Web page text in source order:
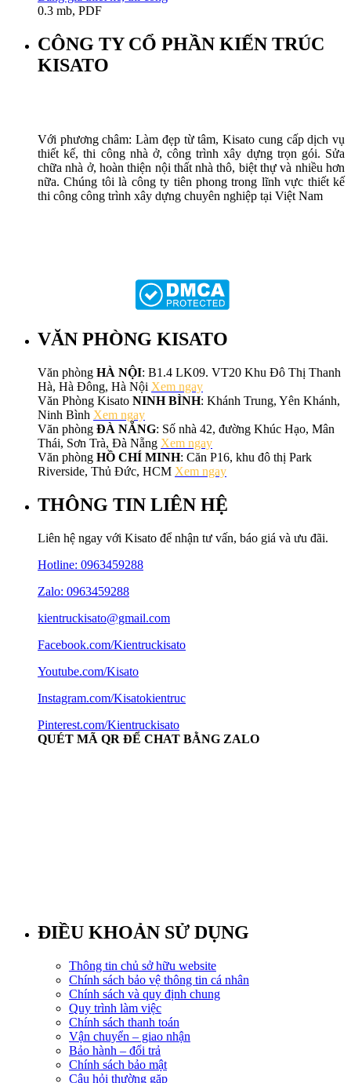
0.3 mb, PDF
CÔNG TY CỔ PHẦN KIẾN TRÚC
KISATO
Với phương châm: Làm đẹp từ tâm, Kisato cung cấp dịch vụ
thiết kế, thi công nhà ở, công trình xây dựng trọn gói. Sửa
chữa nhà ở, hoàn thiện nội thất nhà thô, biệt thự và nhiều hơn
nữa. Chúng tôi là công ty tiên phong trong lĩnh vực thiết kế
thi công công trình xây dựng chuyên nghiệp tại Việt Nam
VĂN PHÒNG KISATO
Văn phòng HÀ NỘI: B1.4 LK09. VT20 Khu Đô Thị Thanh
Hà, Hà Đông, Hà Nội Xem ngay
Văn Phòng Kisato NINH BÌNH: Khánh Trung, Yên Khánh,
Ninh Bình Xem ngay
Văn phòng ĐÀ NẴNG: Số nhà 42, đường Khúc Hạo, Mân
Thái, Sơn Trà, Đà Nẵng Xem ngay
Văn phòng HỒ CHÍ MINH: Căn P16, khu đô thị Park
Riverside, Thủ Đức, HCM Xem ngay
THÔNG TIN LIÊN HỆ
Liên hệ ngay với Kisato để nhận tư vấn, báo giá và ưu đãi.
Hotline: 0963459288
Zalo: 0963459288
kientruckisato@gmail.com
Facebook.com/Kientruckisato
Youtube.com/Kisato
Instagram.com/Kisatokientruc
Pinterest.com/Kientruckisato
QUÉT MÃ QR ĐỂ CHAT BẰNG ZALO
ĐIỀU KHOẢN SỬ DỤNG
Thông tin chủ sở hữu website
Chính sách bảo vệ thông tin cá nhân
Chính sách và quy định chung
Quy trình làm việc
Chính sách thanh toán
Vận chuyển – giao nhận
Bảo hành – đổi trả
Chính sách bảo mật
Câu hỏi thường gặp